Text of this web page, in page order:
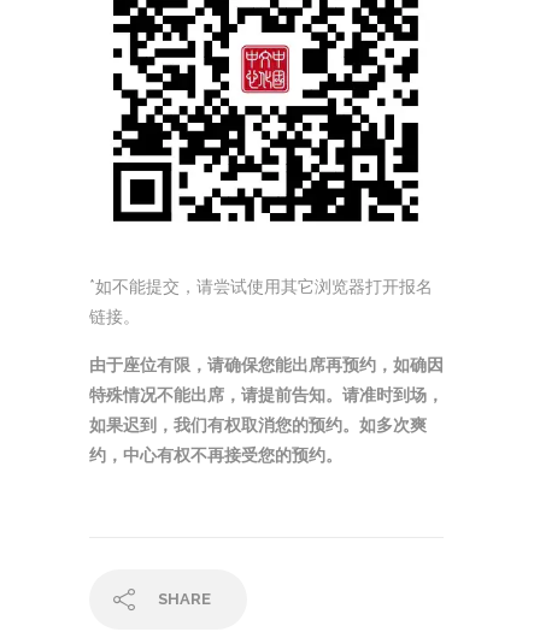
*如不能提交，请尝试使用其它浏览器打开报名
链接。
由于座位有限，请确保您能出席再预约，如确因
特殊情况不能出席，请提前告知。请准时到场，
如果迟到，我们有权取消您的预约。如多次爽
约，中心有权不再接受您的预约。
SHARE